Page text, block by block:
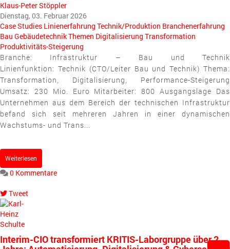
Klaus-Peter Stöppler
Dienstag, 03. Februar 2026
Case Studies Linienerfahrung Technik/Produktion Branchenerfahrung
Bau GebäudetechnikThemen Digitalisierung Transformation
Produktivitäts-Steigerung
Branche: Infrastruktur – Bau und Technik
Linienfunktion: Technik (CTO/Leiter Bau und Technik) Thema:
Transformation, Digitalisierung, Performance-Steigerung
Umsatz: 230 Mio. Euro Mitarbeiter: 800 Ausgangslage Das
Unternehmen aus dem Bereich der technischen Infrastruktur
befand sich seit mehreren Jahren in einer dynamischen
Wachstums- und Trans...
Weiterlesen
0 Kommentare
Tweet
pinterest
Interim-CIO transformiert KRITIS-Laborgruppe über 2